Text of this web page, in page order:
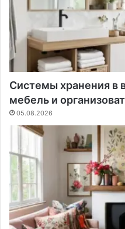
Системы хранения в
мебель и
05.08.2026